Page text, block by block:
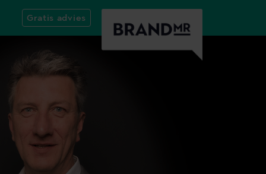
Gratis advies